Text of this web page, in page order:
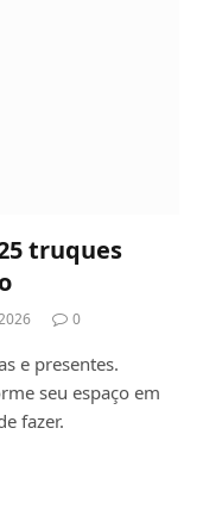
truques
0
e presentes.
seu espaço em
fazer.